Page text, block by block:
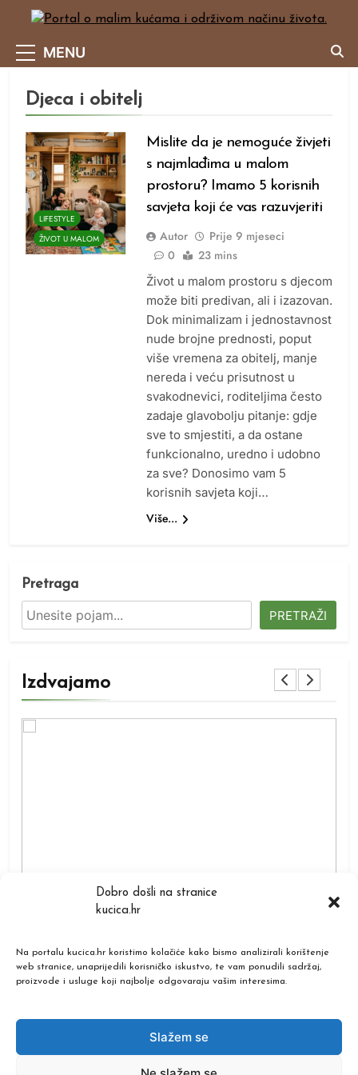
Dobro došli na stranice
kucica.hr
Na portalu kucica.hr koristimo kolačiće kako bismo analizirali korištenje
web stranice, unaprijedili korisničko iskustvo, te vam ponudili sadržaj,
proizvode i usluge koji najbolje odgovaraju vašim interesima.
Slažem se
content Portal O Malim Kućama I Održivom Načinu Života.
MENU
Djeca i obitelj
LIFESTYLE
ŽIVOT U MALOM
Mislite da je nemoguće živjeti
s najmlađima u malom
prostoru? Imamo 5 korisnih
savjeta koji će vas razuvjeriti
Autor Prije 9 mjeseci
0
23 mins
Život u malom prostoru s djecom
može biti predivan, ali i izazovan.
Dok minimalizam i jednostavnost
nude brojne prednosti, poput
više vremena za obitelj, manje
nereda i veću prisutnost u
svakodnevici, roditeljima često
zadaje glavobolju pitanje: gdje
sve to smjestiti, a da ostane
funkcionalno, uredno i udobno
za sve? Donosimo vam 5
korisnih savjeta koji…
Više...
Pretraga
PRETRAŽI
Izdvajamo
TIPOVI KUĆICA
(2026.)
Prije9 mjeseci
Copyright © 2026 kućica.hr. Sva prava pridržana.